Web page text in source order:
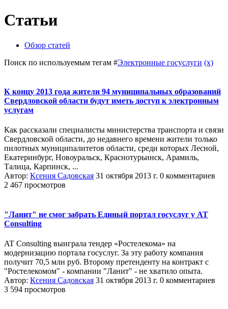
Статьи
Обзор статей
Поиск по используемым тегам #Электронные госуслуги (x)
К концу 2013 года жители 94 муниципальных образований
Свердловской области будут иметь доступ к электронным
услугам
Как рассказали специалисты министерства транспорта и связи
Свердловской области, до недавнего времени жители только
пилотных муниципалитетов области, среди которых Лесной,
Екатеринбург, Новоуральск, Краснотурьинск, Арамиль,
Талица, Карпинск, ...
Автор: Ксения Садовская 31 октября 2013 г. 0 комментариев
2 467 просмотров
"Ланит" не смог забрать Единый портал госуслуг у AT
Consulting
AT Consulting выиграла тендер «Ростелекома» на
модернизацию портала госуслуг. За эту работу компания
получит 70,5 млн руб. Второму претенденту на контракт с
"Ростелекомом" - компании "Ланит" - не хватило опыта.
Автор: Ксения Садовская 31 октября 2013 г. 0 комментариев
3 594 просмотров